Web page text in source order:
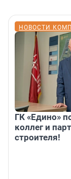
НОВОСТИ
ГК «Едино»
коллег и
строителя!